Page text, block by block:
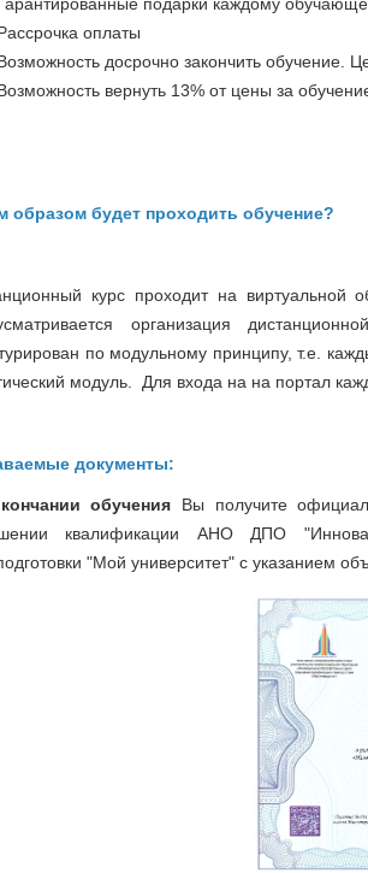
оплаты
досрочно закончить обучение.
вернуть 13% от цены за
образом будет проходить обучение?
курс проходит на виртуальной
организация
по модульному принципу, т.е.
модуль. Для входа на на портал
документы:
обучения Вы получите
квалификации
АНО ДПО
"Мой университет" с указанием